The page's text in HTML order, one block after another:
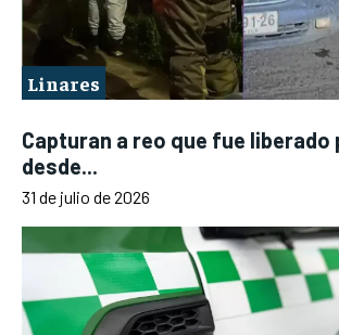
Linares
Capturan a reo que fue
desde...
31 de julio de 2026